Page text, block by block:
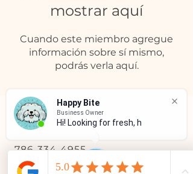
Happy Bite
Business Owner
Hi! Looking for fresh, hum
mostrar aquí
Cuando este miembro agregue
información sobre sí mismo,
podrás verla aquí.
SERVICIO AL CLIENTE
786-334-4955
305-333-0067